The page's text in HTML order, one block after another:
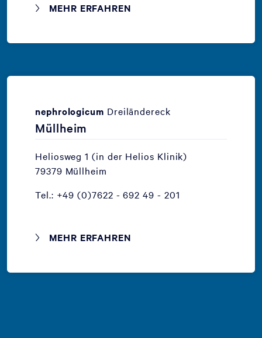
MEHR ERFAHREN
nephrologicum Dreiländereck
Müllheim
Heliosweg 1 (in der Helios Klinik)
79379 Müllheim
Tel.: +49 (0)7622 - 692 49 - 201
MEHR ERFAHREN